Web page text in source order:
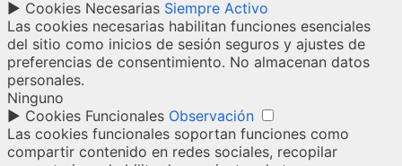
► Cookies Necesarias Siempre Activo
Las cookies necesarias habilitan funciones esenciales
del sitio como inicios de sesión seguros y ajustes de
preferencias de consentimiento. No almacenan datos
personales.
Ninguno
► Cookies Funcionales Observación
Las cookies funcionales soportan funciones como
compartir contenido en redes sociales, recopilar